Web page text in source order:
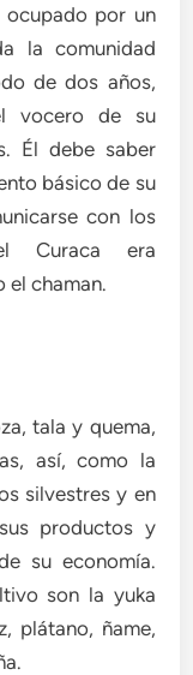
ocupado por un
la comunidad
de dos años,
vocero de su
Él debe saber
básico de su
con los
Curaca era
el chaman.
tala y quema,
así, como la
silvestres y en
productos y
su economía.
son la yuka
plátano, ñame,